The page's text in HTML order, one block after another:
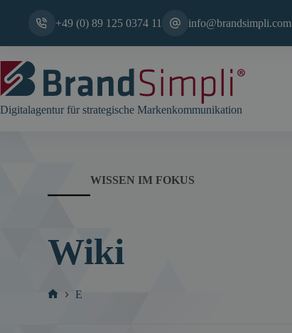
+49 (0) 89 125 0374 11 info@brandsimpli.com
Digitalagentur für strategische Markenkommunikation
WISSEN IM FOKUS
Wiki
E